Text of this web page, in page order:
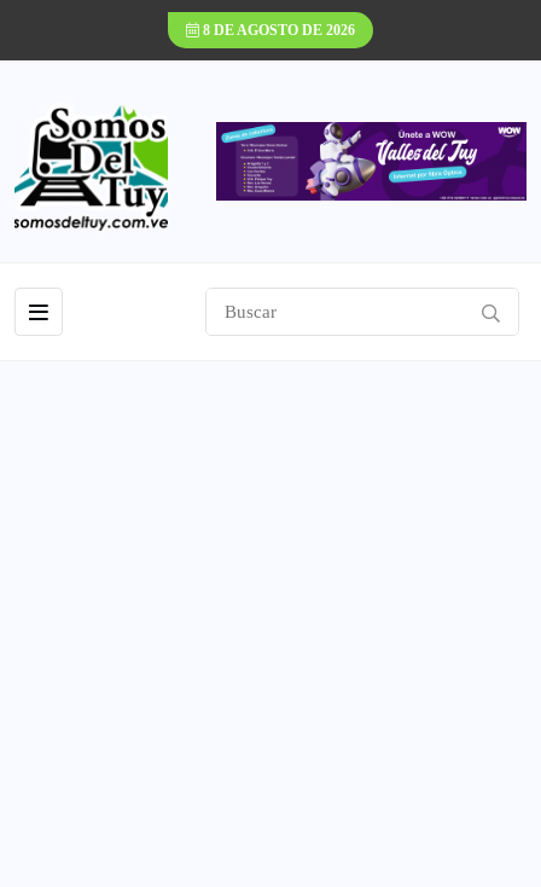
8 DE AGOSTO DE 2026